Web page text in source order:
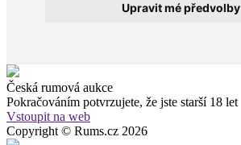
Upravit mé předvolby
Česká rumová aukce
Pokračováním potvrzujete, že jste starší 18 let
Vstoupit na web
Copyright © Rums.cz 2026